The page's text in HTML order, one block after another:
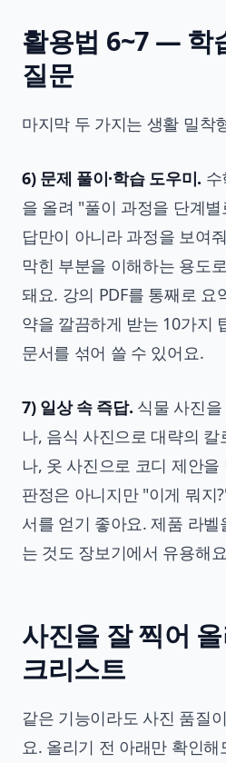
활용법 6~7 — 학
질문
마지막 두 가지는 생활 밀착
6) 문제 풀이·학습 도우미.
을 올려 "풀이 과정을 단계
답만이 아니라 과정을 보여
막힌 부분을 이해하는 용도
돼요. 강의 PDF를 통째로 요
약을 깔끔하게 받는 10가지
문서를 섞어 쓸 수 있어요.
7) 일상 속 즉답. 식물 사진
나, 음식 사진으로 대략의 칼
나, 옷 사진으로 코디 제안
판정은 아니지만 "이게 뭐지
서를 얻기 좋아요. 제품 라
는 것도 장보기에서 유용해
사진을 잘 찍어
크리스트
같은 기능이라도 사진 품질
요. 올리기 전 아래만 확인